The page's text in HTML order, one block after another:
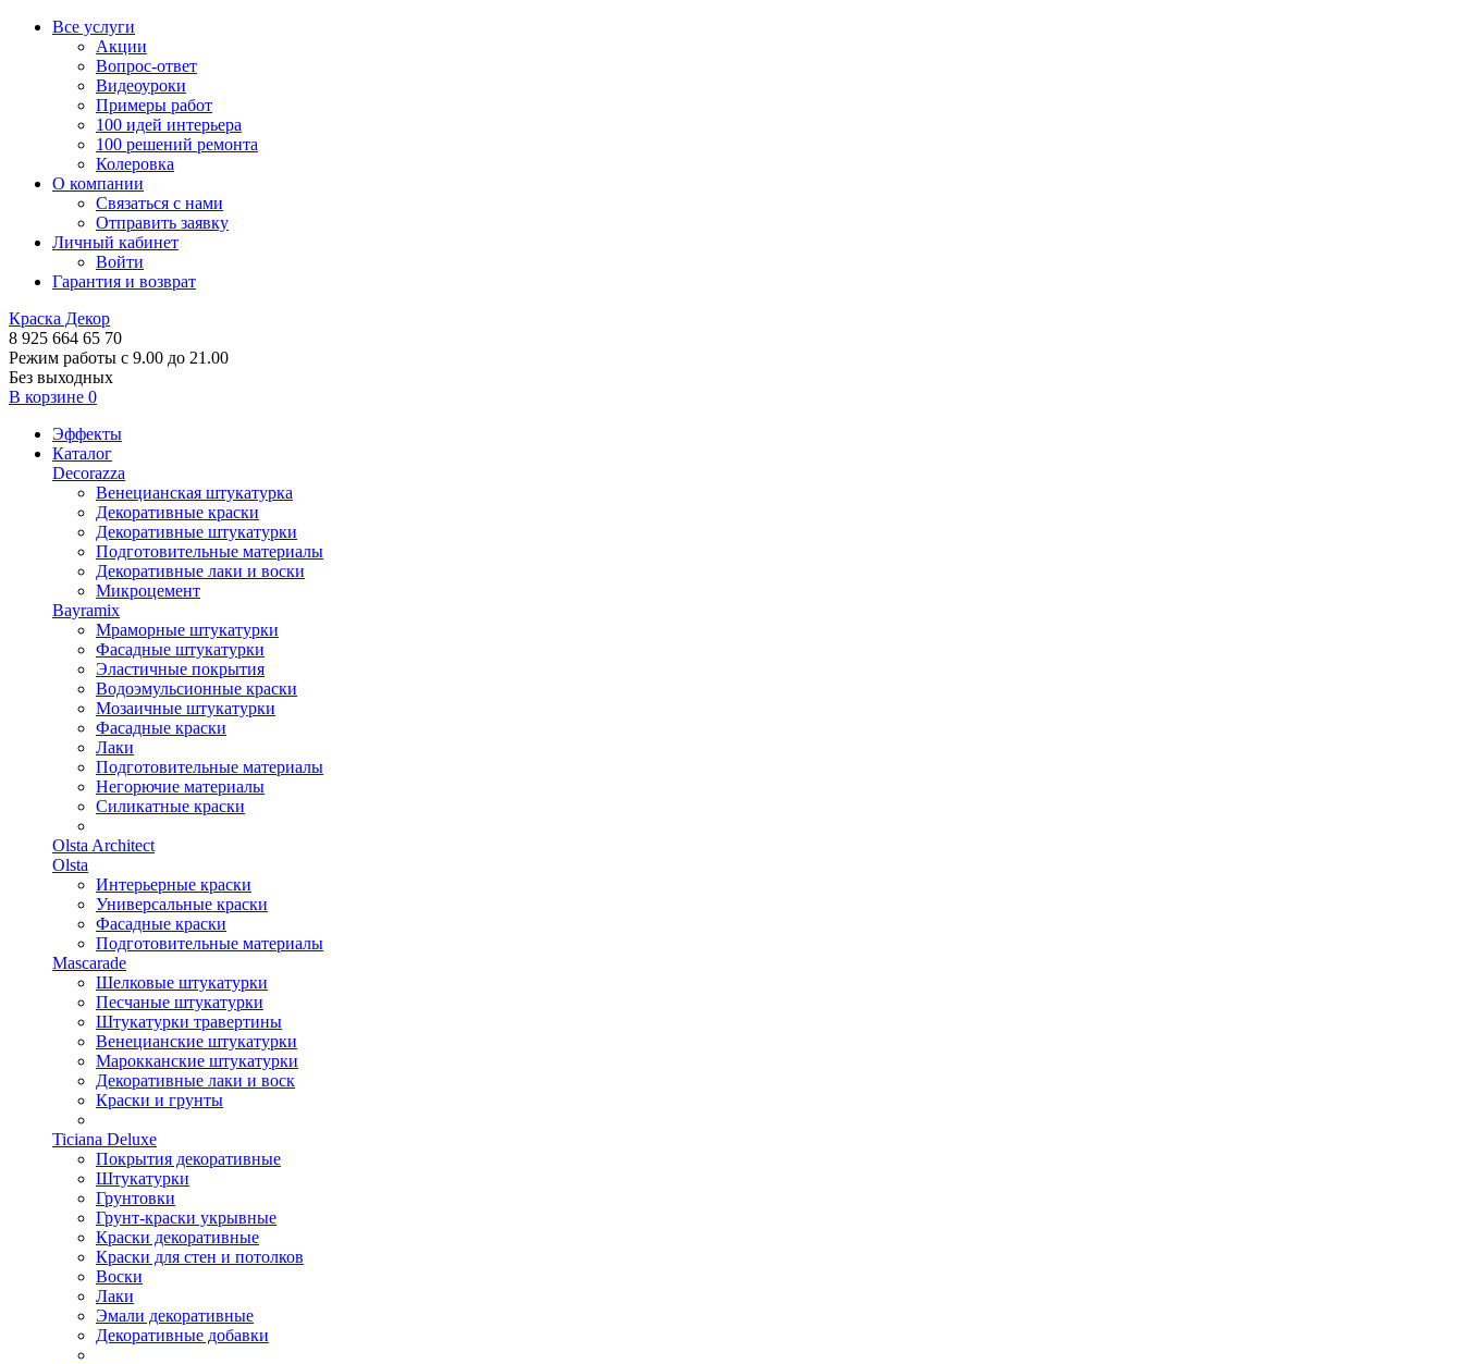
Все услуги
Акции
Вопрос-ответ
Видеоуроки
Примеры работ
100 идей интерьера
100 решений ремонта
Колеровка
О компании
Связаться с нами
Отправить заявку
Личный кабинет
Войти
Гарантия и возврат
Краска Декор
8 925 664 65 70
Режим работы с 9.00 до 21.00
Без выходных
В корзине 0
Эффекты
Каталог
Decorazza
Венецианская штукатурка
Декоративные краски
Декоративные штукатурки
Подготовительные материалы
Декоративные лаки и воски
Микроцемент
Bayramix
Мраморные штукатурки
Фасадные штукатурки
Эластичные покрытия
Водоэмульсионные краски
Мозаичные штукатурки
Фасадные краски
Лаки
Подготовительные материалы
Негорючие материалы
Силикатные краски
Olsta Architect
Olsta
Интерьерные краски
Универсальные краски
Фасадные краски
Подготовительные материалы
Mascarade
Шелковые штукатурки
Песчаные штукатурки
Штукатурки травертины
Венецианские штукатурки
Марокканские штукатурки
Декоративные лаки и воск
Краски и грунты
Ticiana Deluxe
Покрытия декоративные
Штукатурки
Грунтовки
Грунт-краски укрывные
Краски декоративные
Краски для стен и потолков
Воски
Лаки
Эмали декоративные
Декоративные добавки